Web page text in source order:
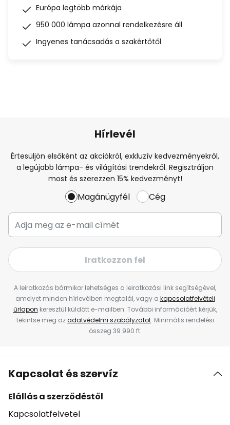
Európa legtöbb márkája
950 000 lámpa azonnal rendelkezésre áll
Ingyenes tanácsadás a szakértőtől
Hírlevél
Értesüljön elsőként az akciókról, exkluzív kedvezményekről,
a legújabb lámpa- és világítási trendekről. Regisztráljon
most és szerezzen 15% kedvezményt!
Magánügyfél Cég
Iratkozzon fel
A leiratkozás bármikor lehetséges a leiratkozási link segítségével,
amelyet minden hírlevélben megtalál, vagy a kapcsolatfelvételi
űrlapon keresztül küldött e-mailben. További információért kérjük,
tekintse meg azadatvédelmi szabályzatot. Minimális rendelési
összeg 39 990 ft.
Kapcsolat és szervíz
Elállás a szerződéstől
Kapcsolatfelvetel